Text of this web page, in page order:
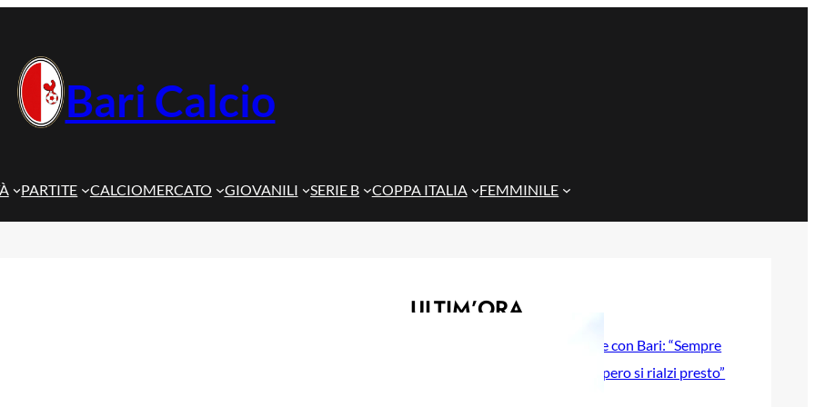
Bari Calcio
PARTITE CALCIOMERCATO GIOVANILI SERIE B COPPA ITALIA FEMMINILE
ULTIM’ORA
Gazzi e il legame con Bari: “Sempre
nel mio cuore, spero si rialzi presto”